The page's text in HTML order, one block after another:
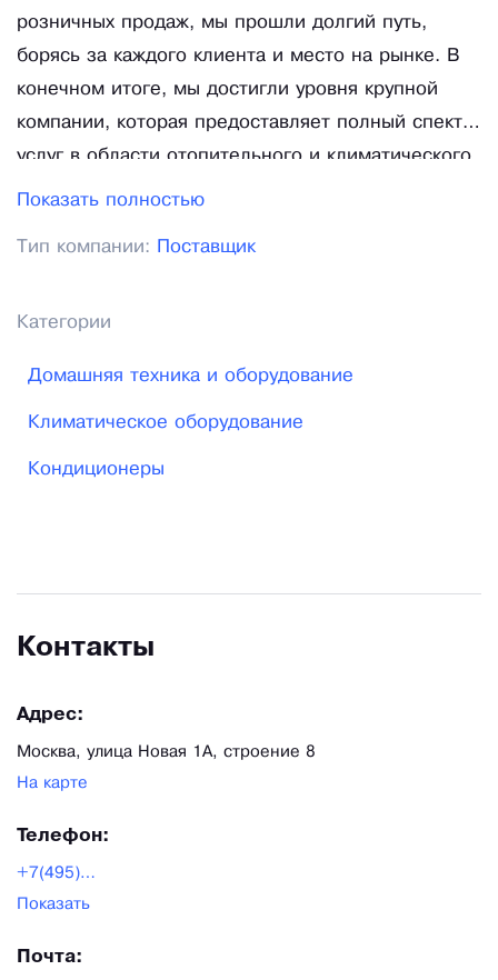
розничных продаж, мы прошли долгий путь,
борясь за каждого клиента и место на рынке. В
конечном итоге, мы достигли уровня крупной
компании, которая предоставляет полный спектр
услуг в области отопительного и климатического
оборудования, а так же оборудования для дома и
направление нашей деятельности – продажа
теплового оборудования мировых
обслуживание. Максимальное качество,
минимальные цены и лучший сервис – три кита,
Показать полностью
Тип компании: Поставщик
Категории
Домашняя техника и оборудование
Климатическое оборудование
Кондиционеры
Контакты
Адрес:
Москва, улица Новая 1А, строение 8
На карте
Телефон:
+7(495)660-35-01
Показать
Почта: